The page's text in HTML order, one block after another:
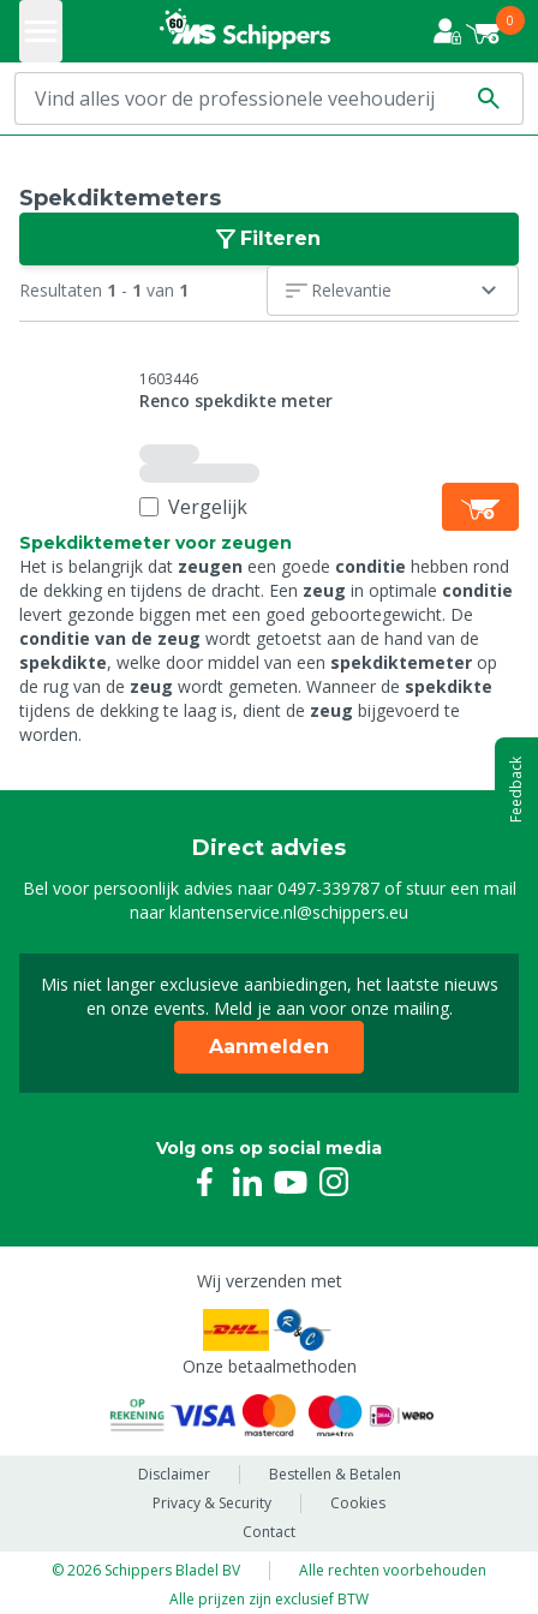
0
Spekdiktemeters
Filteren
Resultaten 1 - 1 van 1 Relevantie
1603446
Renco spekdikte meter
Vergelijk
Spekdiktemeter voor zeugen
Het is belangrijk dat zeugen een goede conditie hebben rond
de dekking en tijdens de dracht. Een zeug in optimale conditie
levert gezonde biggen met een goed geboortegewicht. De
conditie van de zeug wordt getoetst aan de hand van de
spekdikte, welke door middel van een spekdiktemeter op
de rug van de zeug wordt gemeten. Wanneer de spekdikte
tijdens de dekking te laag is, dient de zeug bijgevoerd te
worden.
Direct advies
Bel voor persoonlijk advies naar0497-339787of stuur een mail
naarklantenservice.nl@schippers.eu
Mis niet langer exclusieve aanbiedingen, het laatste nieuws
en onze events. Meld je aan voor onze mailing.
Schrijf je in voor onze
Aanmelden
Volg ons op social media
Wij verzenden met
Onze betaalmethoden
Disclaimer
Bestellen & Betalen
Privacy & Security
Cookies
Contact
© 2026 Schippers Bladel BV
Alle rechten voorbehouden
Alle prijzen zijn exclusief BTW
Feedback